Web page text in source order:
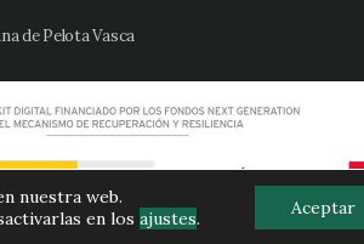
de Pelota Vasca
nuestra web.
en losajustes. Aceptar